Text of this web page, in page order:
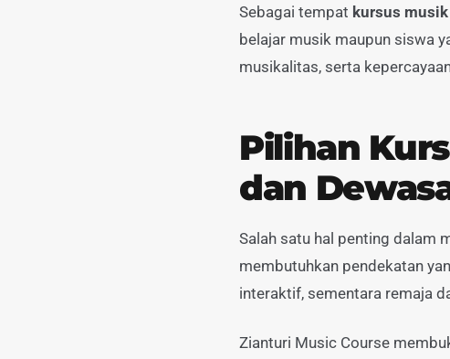
Sebagai tempat kursus
belajar musik maupun siswa
musikalitas, serta
Pilihan
dan
Salah satu hal penting dalam
membutuhkan pendekatan
interaktif, sementara remaja
Zianturi Music Course